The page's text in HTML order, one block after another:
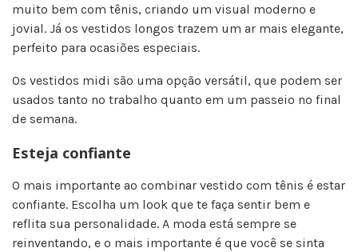
muito bem com tênis, criando um visual moderno e
jovial. Já os vestidos longos trazem um ar mais elegante,
perfeito para ocasiões especiais.
Os vestidos midi são uma opção versátil, que podem ser
usados tanto no trabalho quanto em um passeio no final
de semana.
Esteja confiante
O mais importante ao combinar vestido com tênis é estar
confiante. Escolha um look que te faça sentir bem e
reflita sua personalidade. A moda está sempre se
reinventando, e o mais importante é que você se sinta